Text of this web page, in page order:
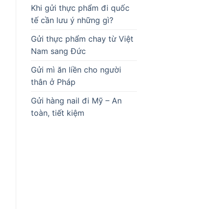
Khi gửi thực phẩm đi quốc
tế cần lưu ý những gì?
Gửi thực phẩm chay từ Việt
Nam sang Đức
Gửi mì ăn liền cho người
thân ở Pháp
Gửi hàng nail đi Mỹ – An
toàn, tiết kiệm